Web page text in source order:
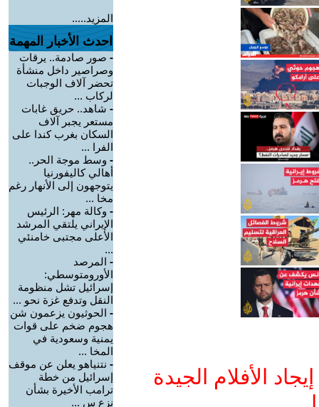
الأفلام الجيدة
المزيد.....
احدث الأخبار المهمة
- صور صادمة.. يرقات
وصراصير داخل منشأة
تحضر آلاف الوجبات
لركاب ...
- شاهد.. حريق غابات
مستعر يجبر آلاف
السكان بغرب كندا على
الفرا ...
- وسط موجة الحر..
أهالي كاليفورنيا
يتوجهون إلى الأنهار رغم
مخا ...
- وكالة مهر: الرئيس
الإيراني يلتقي المرشد
الأعلى مجتبى خامنئي
...
- المرصد
الأورومتوسطي:
إسرائيل تشل منظومة
النقل وتدفع غزة نحو ...
- الحوثيون يزعمون شن
هجوم ضخم على قوات
يمنية وسعودية في
المخا ...
- نتنياهو يعلن عن موقف
إسرائيل من خطة
ترامب الأخيرة بشأن
نزع س ...